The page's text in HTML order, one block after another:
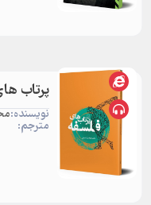
پرتاب
نویسنده:
مترجم: